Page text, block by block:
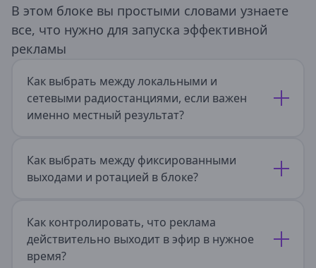
В этом блоке вы простыми словами узнаете
все, что нужно для запуска эффективной
рекламы
Как выбрать между локальными и
сетевыми радиостанциями, если важен
именно местный результат?
Как выбрать между фиксированными
выходами и ротацией в блоке?
Как контролировать, что реклама
действительно выходит в эфир в нужное
время?
Аксай
Батайск
Волгодонск
Донецк
Зверево
Зерноград
Каменск-Шахтинский
Новошахтинск
Ростов-на-Дону
Рязанская область
Рязань